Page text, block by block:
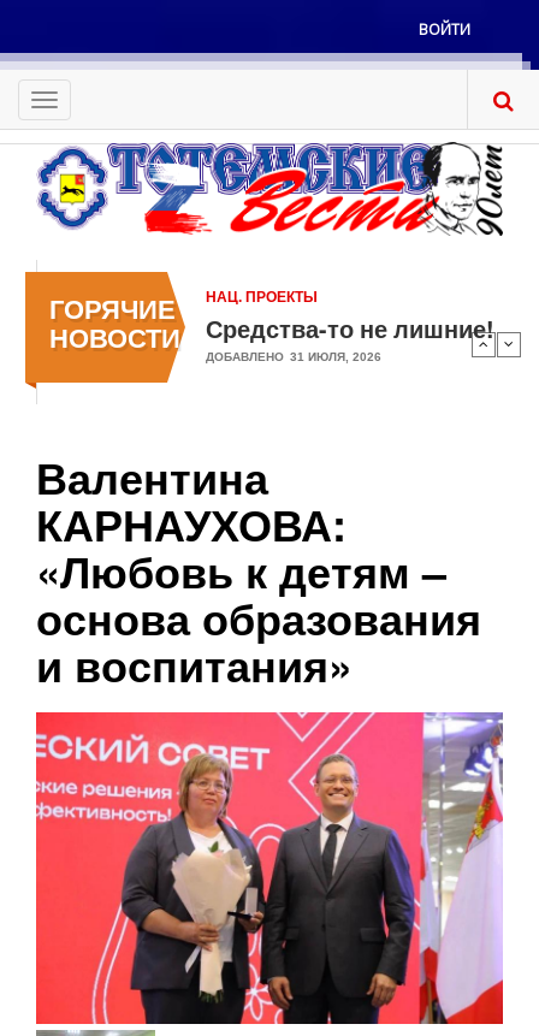
основному
содержанию
Меню
учётной
записи
пользователя
ВОЙТИ
Toggle
navigation
ГОРЯЧИЕ
НОВОСТИ
НАЦ. ПРОЕКТЫ
Средства-то не лишние!
ДОБАВЛЕНО 31 ИЮЛЯ, 2026
Валентина
КАРНАУХОВА:
«Любовь к детям –
основа образования
и воспитания»